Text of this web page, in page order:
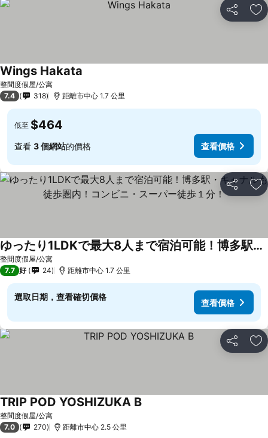
分享 放
整間度假屋/公寓
Wings Hakata
7.4 318 距離市中心 1.7 公里
低至 $464
查看 3 個網站的價格 查看價格
分享 放
整間度假屋/公寓
ゆったり1LDKで最大8人まで宿泊可能！博多駅・キャナルも徒歩圏内！コンビニ・スーパー徒歩１分！
7.7 好 24 距離市中心 1.7 公里
選取日期，查看確切價格
查看價格
分享 放
整間度假屋/公寓
TRIP POD YOSHIZUKA B
7.0 270 距離市中心 2.5 公里